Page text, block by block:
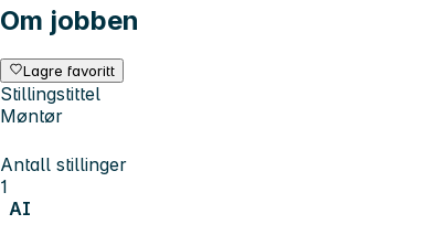
Om jobben
Lagre favoritt
Stillingstittel
Møntør
Antall stillinger
1
AI